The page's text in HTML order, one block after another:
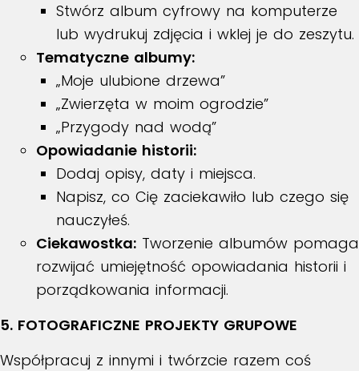
Stwórz album cyfrowy na komputerze
lub wydrukuj zdjęcia i wklej je do zeszytu.
Tematyczne albumy:
„Moje ulubione drzewa”
„Zwierzęta w moim ogrodzie”
„Przygody nad wodą”
Opowiadanie historii:
Dodaj opisy, daty i miejsca.
Napisz, co Cię zaciekawiło lub czego się
nauczyłeś.
Ciekawostka: Tworzenie albumów pomaga
rozwijać umiejętność opowiadania historii i
porządkowania informacji.
5. FOTOGRAFICZNE PROJEKTY GRUPOWE
Współpracuj z innymi i twórzcie razem coś